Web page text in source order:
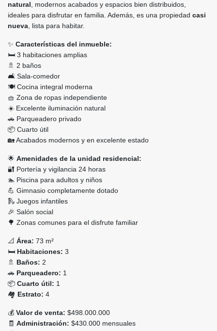
natural , modernos acabados y espacios bien distribuidos,
ideales para disfrutar en familia. Además, es una propiedad casi
nueva , lista para habitar.
✨ Características del inmueble:
🛏️ 3 habitaciones amplias
🚿 2 baños
🛋️ Sala-comedor
🍽️ Cocina integral moderna
🧺 Zona de ropas independiente
☀️ Excelente iluminación natural
🚗 Parqueadero privado
📦 Cuarto útil
🏡 Acabados modernos y en excelente estado
🌟 Amenidades de la unidad residencial:
🔐 Portería y vigilancia 24 horas
🏊 Piscina para adultos y niños
💪 Gimnasio completamente dotado
🛝 Juegos infantiles
🎉 Salón social
🌳 Zonas comunes para el disfrute familiar
📐 Área: 73 m²
🛏️ Habitaciones: 3
🚿 Baños: 2
🚗 Parqueadero: 1
📦 Cuarto útil: 1
🏘️ Estrato: 4
💰 Valor de venta: $498.000.000
🧾 Administración: $430.000 mensuales